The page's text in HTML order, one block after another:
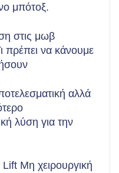
μπότοξ.
στις μωβ
πρέπει να κάνουμε
αλλά
λύση για την
Μη χειρουργική